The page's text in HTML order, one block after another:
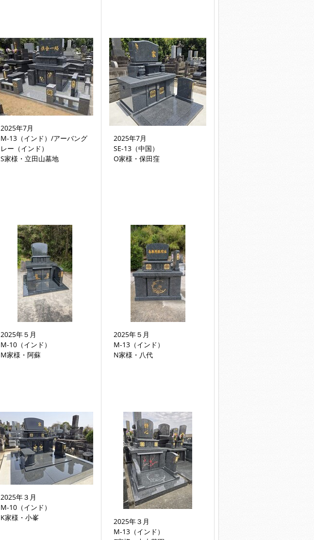
2025年7月
M-13（インド）/アーバング
レー（インド）
S家様・立田山墓地
2025年7月
SE-13（中国）
O家様・保田窪
2025年５月
M-10（インド）
M家様・阿蘇
2025年５月
M-13（インド）
N家様・八代
2025年３月
M-10（インド）
K家様・小峯
2025年３月
M-13（インド）